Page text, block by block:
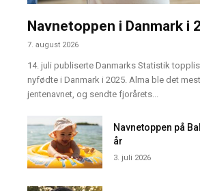
Navnetoppen i Danmark i
7. august 2026
14. juli publiserte Danmarks Statistik
nyfødte i Danmark i 2025. Alma ble det
jentenavnet, og sendte fjorårets...
Navnetoppen på
år
3. juli 2026